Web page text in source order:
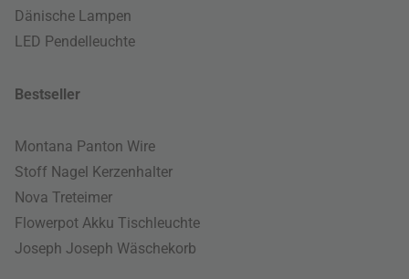
Dänische Lampen
LED Pendelleuchte
Bestseller
Montana Panton Wire
Stoff Nagel Kerzenhalter
Nova Treteimer
Flowerpot Akku Tischleuchte
Joseph Joseph Wäschekorb